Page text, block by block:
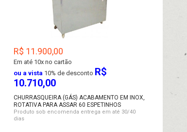
R$ 11.900,00
Em até 10x no cartão
ou a vista 10% de desconto R$
10.710,00
CHURRASQUEIRA (GÁS) ACABAMENTO EM INOX,
ROTATIVA PARA ASSAR 60 ESPETINHOS
Produto sob encomenda entrega em até 30/40
dias